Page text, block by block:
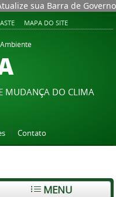
sua Barra de Governo
MAPA DO SITE
MUDANÇA DO CLIMA
Contato
MENU